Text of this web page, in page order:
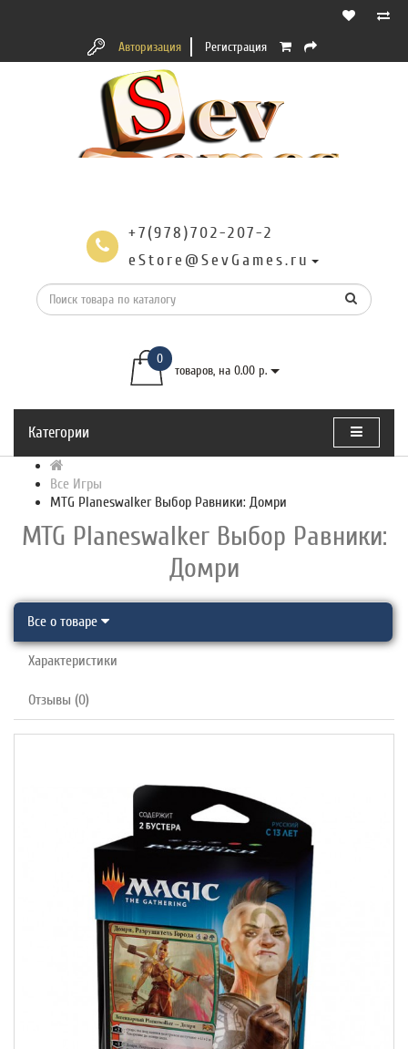
Авторизация Регистрация
+7(978)702-207-2
eStore@SevGames.ru
0
товаров, на 0.00 р.
Категории
Все Игры
MTG Planeswalker Выбор Равники: Домри
MTG Planeswalker Выбор Равники:
Домри
Все о товаре
Характеристики
Отзывы (0)